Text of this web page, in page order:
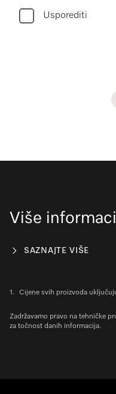
Usporediti
Više
SAZNAJTE VIŠE
1. Cijene svih proizvoda
Zadržavamo pravo na tehničke
za točnost danih informacija.